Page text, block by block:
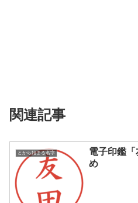
関連記事
とから始まる名字
電子印鑑
め